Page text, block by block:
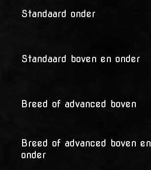
Standaard onder
Standaard boven en onder
Breed of advanced boven
Breed of advanced boven en
onder